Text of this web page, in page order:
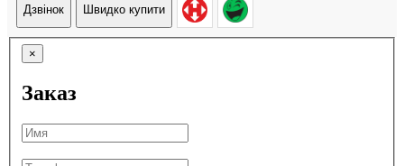
Дзвінок Швидко купити
×
Заказ